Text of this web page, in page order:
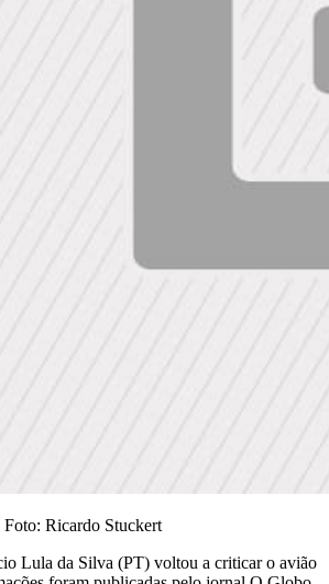
Foto: Ricardo Stuckert
Lula da Silva (PT) voltou a criticar o avião